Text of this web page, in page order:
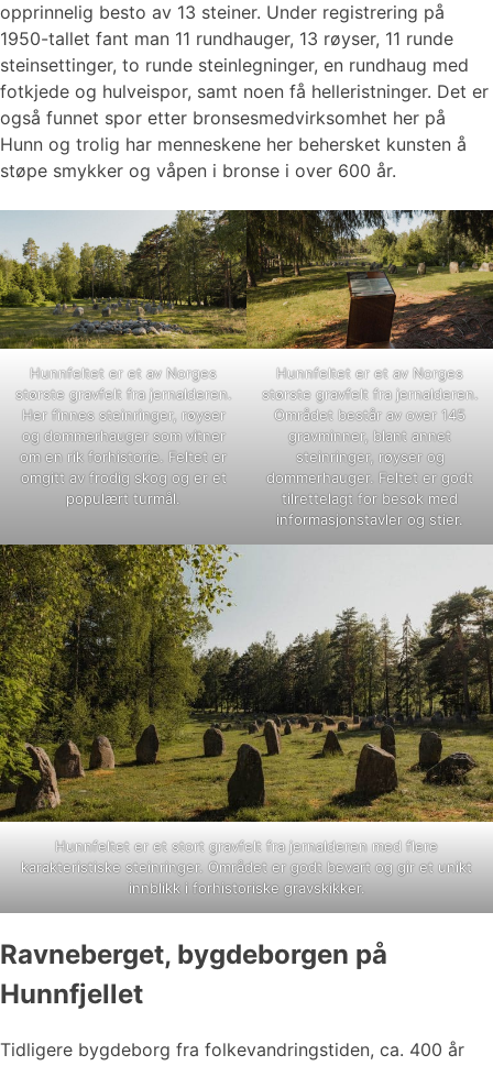
opprinnelig besto av 13 steiner. Under registrering på
1950-tallet fant man 11 rundhauger, 13 røyser, 11 runde
steinsettinger, to runde steinlegninger, en rundhaug med
fotkjede og hulveispor, samt noen få helleristninger. Det er
også funnet spor etter bronsesmedvirksomhet her på
Hunn og trolig har menneskene her behersket kunsten å
støpe smykker og våpen i bronse i over 600 år.
Hunnfeltet er et av Norges
største gravfelt fra jernalderen.
Her finnes steinringer, røyser
og dommerhauger som vitner
om en rik forhistorie. Feltet er
omgitt av frodig skog og er et
populært turmål.
Hunnfeltet er et av Norges
største gravfelt fra jernalderen.
Området består av over 145
gravminner, blant annet
steinringer, røyser og
dommerhauger. Feltet er godt
tilrettelagt for besøk med
informasjonstavler og stier.
Hunnfeltet er et stort gravfelt fra jernalderen med flere
karakteristiske steinringer. Området er godt bevart og gir et unikt
innblikk i forhistoriske gravskikker.
Ravneberget, bygdeborgen på
Hunnfjellet
Tidligere bygdeborg fra folkevandringstiden, ca. 400 år